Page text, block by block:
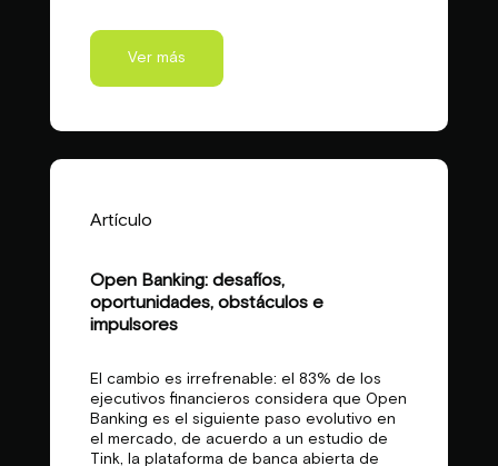
Ver más
Artículo
Open Banking: desafíos,
oportunidades, obstáculos e
impulsores
El cambio es irrefrenable: el 83% de los
ejecutivos financieros considera que Open
Banking es el siguiente paso evolutivo en
el mercado, de acuerdo a un estudio de
Tink, la plataforma de banca abierta de